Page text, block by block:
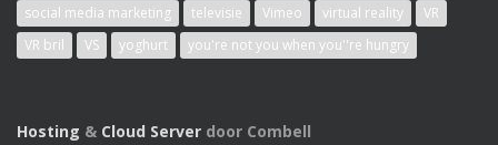
social media marketing
televisie Vimeo virtual reality
VR
VR bril
VS yoghurt you're not you when you''re hungry
Hosting & Cloud Server door Combell